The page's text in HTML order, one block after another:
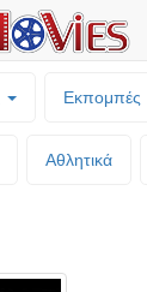
Εκπομπές
Αθλητικά